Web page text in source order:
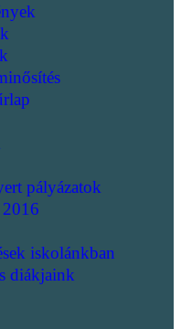
pályázatok
2016
iskolánkban
diákjaink